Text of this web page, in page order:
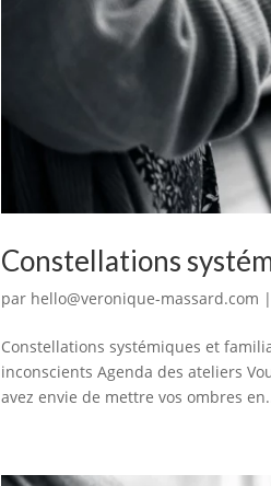
Constellations
par hello@veronique-massard.com
Constellations systémiques et
inconscients Agenda des ateliers
avez envie de mettre vos ombres